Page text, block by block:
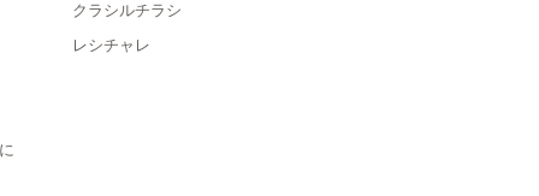
クラシルチラシ
レシチャレ